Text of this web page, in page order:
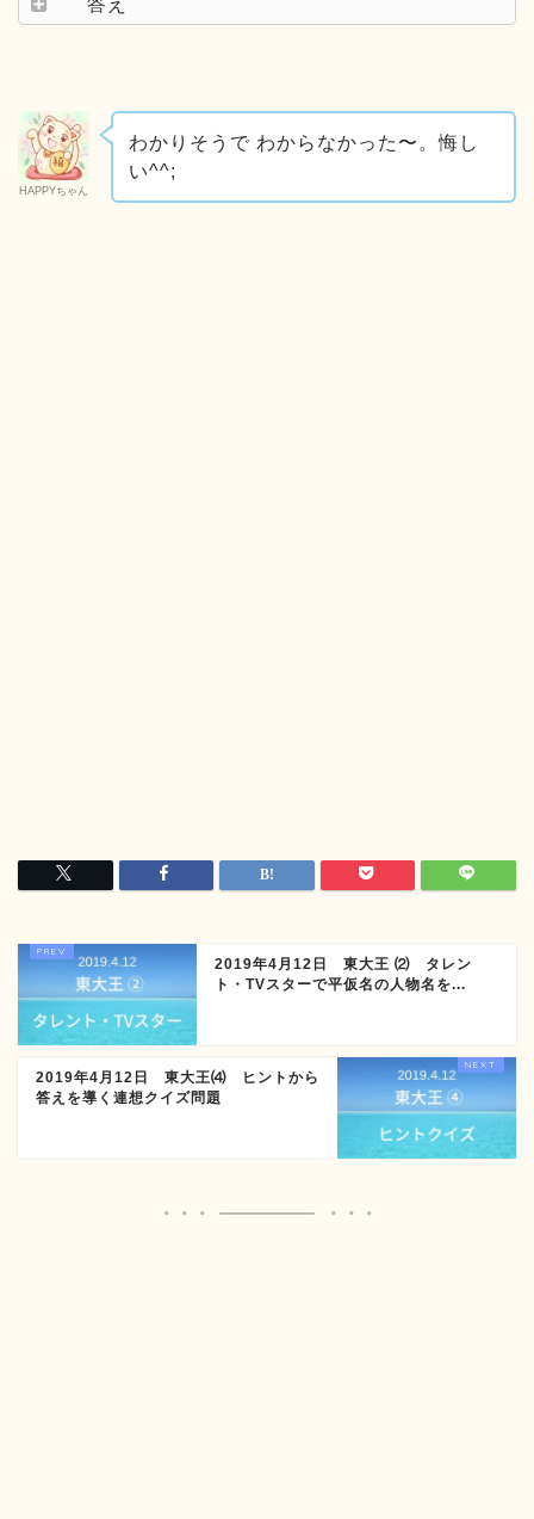
HAPPYちゃん
わかりそうで わからなかった〜。悔し
い^^;
2019年4月12日 東大王 ⑵ タレン
ト・TVスターで平仮名の人物名を...
2019年4月12日 東大王⑷ ヒントから
答えを導く連想クイズ問題